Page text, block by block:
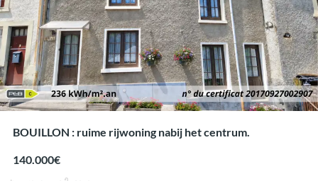
BOUILLON : ruime rijwoning nabij het centrum.
140.000€